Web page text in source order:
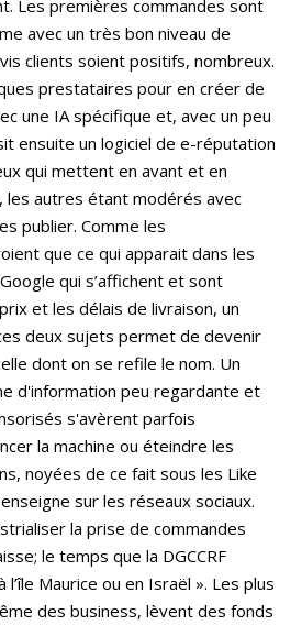
Les premières commandes sont
avec un très bon niveau de
clients soient positifs, nombreux.
prestataires pour en créer de
une IA spécifique et, avec un peu
ensuite un logiciel de e-réputation
qui mettent en avant et en
les autres étant modérés avec
publier. Comme les
que ce qui apparait dans les
qui s’affichent et sont
et les délais de livraison, un
deux sujets permet de devenir
dont on se refile le nom. Un
d'information peu regardante et
s'avèrent parfois
la machine ou éteindre les
noyées de ce fait sous les Like
sur les réseaux sociaux.
la prise de commandes
le temps que la DGCCRF
Maurice ou en Israël ». Les plus
des business, lèvent des fonds